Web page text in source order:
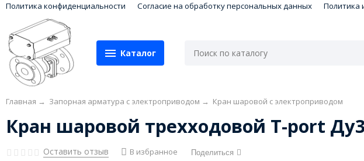
Политика конфиденциальности Согласие на обработку персональных данных Политика
Каталог
Главная → Запорная арматура с электроприводом → Кран шаровой с электроприводом
Кран шаровой трехходовой T-port
Оставить отзыв В избранное Поделиться